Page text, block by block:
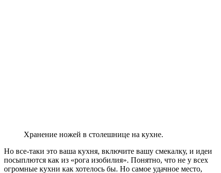
Хранение ножей в столешнице на кухне.
Но все-таки это ваша кухня, включите вашу смекалку, и идеи
посыплются как из «рога изобилия». Понятно, что не у всех
огромные кухни как хотелось бы. Но самое удачное место,